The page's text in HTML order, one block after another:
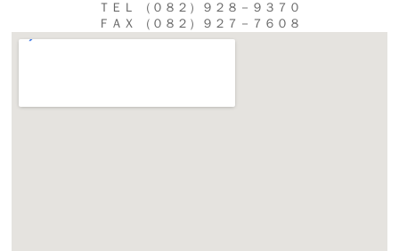
ＴＥＬ （０８２）９２８－９３７０
ＦＡＸ （０８２）９２７－７６０８